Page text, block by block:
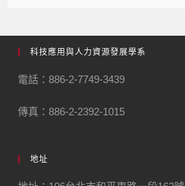
科技應用與人力資源發展學系
電話：886-2-7749-3439
傳真：886-2-2392-1015
地址